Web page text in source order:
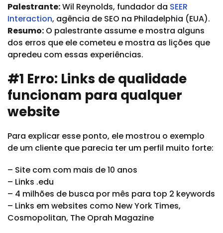
Palestrante:Wil Reynolds, fundador da SEER
Interaction, agência de SEO na Philadelphia (EUA).
Resumo: O palestrante assume e mostra alguns
dos erros que ele cometeu e mostra as lições que
apredeu com essas experiências.
#1 Erro: Links de qualidade
funcionam para qualquer
website
Para explicar esse ponto, ele mostrou o exemplo
de um cliente que parecia ter um perfil muito forte:
– Site com com mais de 10 anos
– Links .edu
– 4 milhões de busca por mês para top 2 keywords
– Links em websites como New York Times,
Cosmopolitan, The Oprah Magazine